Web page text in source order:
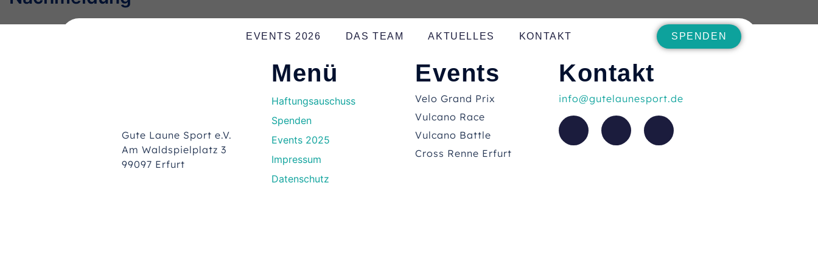
EVENTS 2026 DAS TEAM AKTUELLES KONTAKT SPENDEN
Gute Laune Sport e.V.
Am Waldspielplatz 3
99097 Erfurt
Menü
Haftungsauschuss
Spenden
Events 2025
Impressum
Datenschutz
Events
Velo Grand Prix
Vulcano Race
Vulcano Battle
Cross Renne Erfurt
Kontakt
info@gutelaunesport.de